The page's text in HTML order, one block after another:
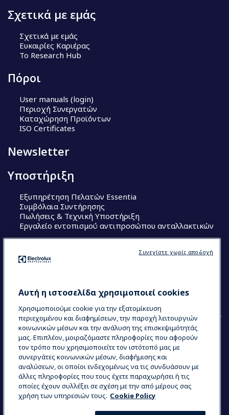
Σχετικά με εμάς
Σχετικά με εμάς
Ευκαιρίες Καριέρας
Το Research Hub
Πόροι
User manuals (login)
Περιοχή Συνεργατών
Καταχώρηση Προϊόντων
ISO Certificates
Newsletter
Υποστήριξη
Εξυπηρέτηση Πελατών Essentia
Συμβόλαια Συντήρησης
Πωλήσεις & Τεχνική Υποστήριξη
Εργαλείο εντοπισμού αντιπροσώπου ανταλλακτικών
Electrolux Professional Ακαδημία Chef
COUNTRY AND LANGUAGE
Η ΕΠΙΛΟΓΉ ΣΑΣ: ΕΛΛΗΝΙΚΆ
Data Privacy Statement
Cookie Policy
Αυτή η ιστοσελίδα χρησιμοποιεί cookies
Χρησιμοποιούμε cookie για την εξατομίκευση
περιεχομένου και διαφημίσεων, την παροχή λειτουργιών
κοινωνικών μέσων και την ανάλυση της επισκεψιμότητάς
μας. Επιπλέον, μοιραζόμαστε πληροφορίες που αφορούν
τον τρόπο που χρησιμοποιείτε τον ιστότοπό μας με
συνεργάτες κοινωνικών μέσων, διαφήμισης και
αναλύσεων, οι οποίοι ενδεχομένως να τις συνδυάσουν με
άλλες πληροφορίες που τους έχετε παραχωρήσει ή τις
οποίες έχουν συλλέξει σε σχέση με την από μέρους σας
χρήση των υπηρεσιών τους. Cookie Policy
Συνεχίστε χωρίς αποδοχή